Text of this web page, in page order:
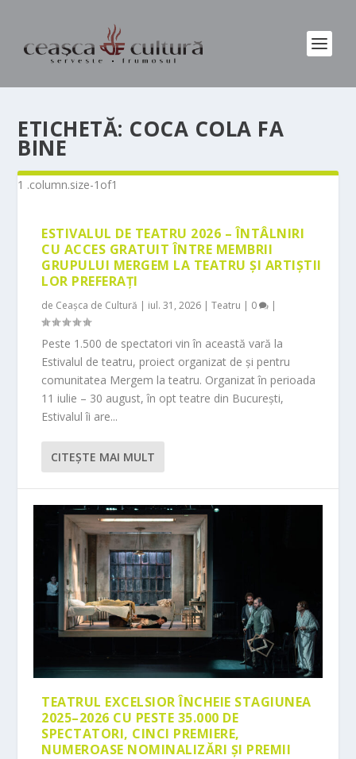
ETICHETĂ: COCA COLA FA
BINE
ESTIVALUL DE TEATRU 2026 – ÎNTÂLNIRI
CU ACCES GRATUIT ÎNTRE MEMBRII
GRUPULUI MERGEM LA TEATRU ȘI ARTIȘTII
LOR PREFERAȚI
de Ceașca de Cultură | iul. 31, 2026 |Teatru | 0 |
Peste 1.500 de spectatori vin în această vară la
Estivalul de teatru, proiect organizat de și pentru
comunitatea Mergem la teatru. Organizat în perioada
11 iulie – 30 august, în opt teatre din București,
Estivalul îi are...
CITEŞTE MAI MULT
TEATRUL EXCELSIOR ÎNCHEIE STAGIUNEA
2025–2026 CU PESTE 35.000 DE
SPECTATORI, CINCI PREMIERE,
NUMEROASE NOMINALIZĂRI ȘI PREMII